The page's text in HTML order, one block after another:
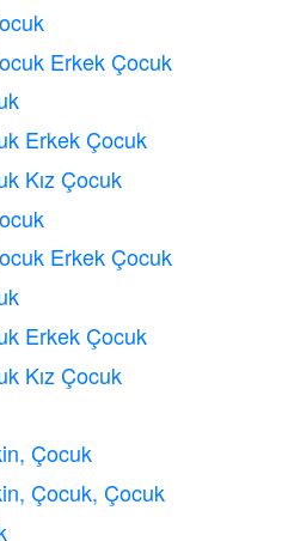
Erkek Çocuk
Erkek Çocuk
Kız Çocuk
Erkek Çocuk
Erkek Çocuk
Kız Çocuk
Çocuk
Çocuk, Çocuk